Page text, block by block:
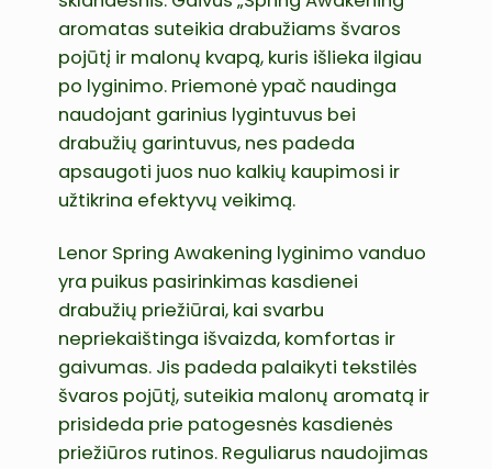
aromatas suteikia drabužiams švaros
pojūtį ir malonų kvapą, kuris išlieka ilgiau
po lyginimo. Priemonė ypač naudinga
naudojant garinius lygintuvus bei
drabužių garintuvus, nes padeda
apsaugoti juos nuo kalkių kaupimosi ir
užtikrina efektyvų veikimą.
Lenor Spring Awakening lyginimo vanduo
yra puikus pasirinkimas kasdienei
drabužių priežiūrai, kai svarbu
nepriekaištinga išvaizda, komfortas ir
gaivumas. Jis padeda palaikyti tekstilės
švaros pojūtį, suteikia malonų aromatą ir
prisideda prie patogesnės kasdienės
priežiūros rutinos. Reguliarus naudojimas